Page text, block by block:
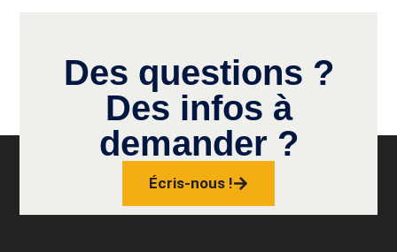
Des questions ?
Des infos à
demander ?
Écris-nous !